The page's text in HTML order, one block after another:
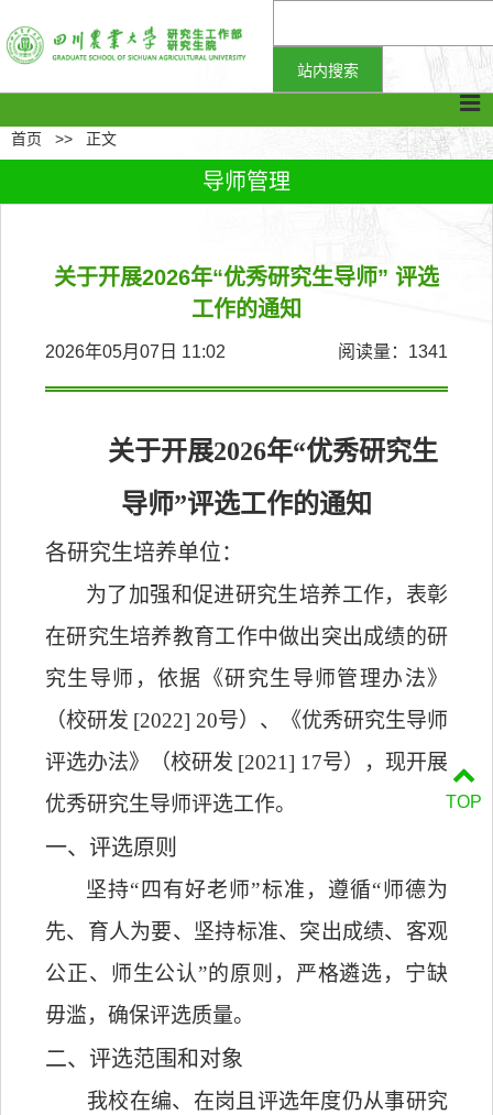
首页 >> 正文
导师管理
关于开展2026年“优秀研究生导师” 评选
工作的通知
2026年05月07日 11:02 阅读量： 1341
关于开展2026年“优秀研究生
导师”评选工作的通知
各研究生培养单位：
为了加强和促进研究生培养工作，表彰
在研究生培养教育工作中做出突出成绩的研
究生导师，依据 《研究生 导师管理办法》
（校研发 [2022] 20号）、《优秀研究生导师
评选办法》（校研发 [2021] 17号）， 现开展
优秀研究生导师评选工作。
一、 评选原则
坚持“四有好老师”标准，遵循“师德为
先、育人为要、坚持标准、突出成绩、客观
公正、师生公认”的原则，严格遴选，宁缺
毋滥，确保评选质量。
二、评选范围和对象
我校在编、在岗且 评选年度仍从事研究
TOP